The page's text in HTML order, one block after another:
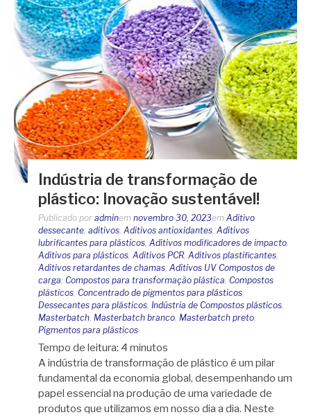
Indústria de transformação de
plástico: Inovação sustentável!
Publicado por adminem novembro 30, 2023em Aditivo
dessecante, aditivos, Aditivos antioxidantes, Aditivos
lubrificantes para plásticos, Aditivos modificadores de impacto,
Aditivos para plásticos, Aditivos PCR, Aditivos plastificantes,
Aditivos retardantes de chamas, Aditivos UV, Compostos de
carga, Compostos para transformação plástica, Compostos
plásticos, Concentrado de pigmentos para plásticos,
Dessecantes para plásticos, Indústria de Compostos plásticos,
Masterbatch, Masterbatch branco, Masterbatch preto,
Pigmentos para plásticos
Tempo de leitura: 4 minutos
A indústria de transformação de plástico é um pilar
fundamental da economia global, desempenhando um
papel essencial na produção de uma variedade de
produtos que utilizamos em nosso dia a dia. Neste